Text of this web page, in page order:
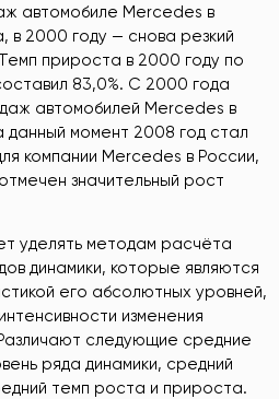
автомобиле Mercedes в
в 2000 году — снова резкий
прироста в 2000 году по
83,0%. С 2000 года
автомобилей Mercedes в
момент 2008 год стал
компании Mercedes в России,
значительный рост
уделять методам расчёта
динамики, которые являются
его абсолютных уровней,
изменения
следующие средние
ряда динамики, средний
темп роста и прироста.